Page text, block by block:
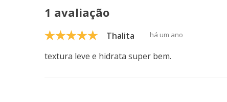
1 avaliação
Thalita há um ano
textura leve e hidrata super bem.